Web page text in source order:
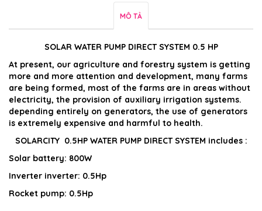
MÔ TẢ
SOLAR WATER PUMP DIRECT SYSTEM 0.5 HP
At present, our agriculture and forestry system is getting
more and more attention and development, many farms
are being formed, most of the farms are in areas without
electricity, the provision of auxiliary irrigation systems.
depending entirely on generators, the use of generators
is extremely expensive and harmful to health.
SOLARCITY 0.5HP WATER PUMP DIRECT SYSTEM includes :
Solar battery: 800W
Inverter inverter: 0.5Hp
Rocket pump: 0.5Hp